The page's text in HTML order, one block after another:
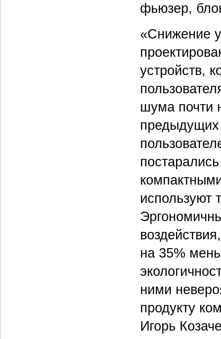
фьюзер,
«Снижение
устройств,
шума почти
предыдущих
используют
на 35%
ними
продукту
Игорь